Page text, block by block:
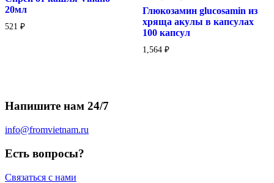
20мл
521 ₽
из
хряща
акулы
Глюкозамин glucosamin из
хряща акулы в капсулах
100 капсул
1,564 ₽
Напишите нам 24/7
info@fromvietnam.ru
Есть вопросы?
Связаться с нами